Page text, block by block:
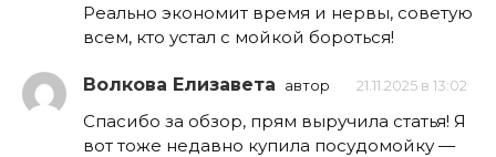
Реально экономит время и нервы, советую
всем, кто устал с мойкой бороться!
Волкова Елизавета автор 21.11.2025 в 13:02
Спасибо за обзор, прям выручила статья! Я
вот тоже недавно купила посудомойку —